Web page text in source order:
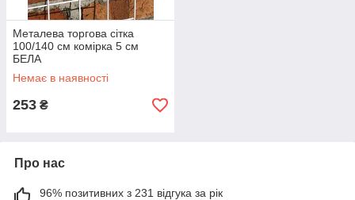
Металева торгова сітка
100/140 см комірка 5 см
БЕЛА
Немає в наявності
253 ₴
Про нас
96% позитивних з 231 відгука за рік